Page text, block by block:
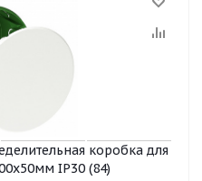
коробка для
сплошных стен 100x50мм IP30 (84)